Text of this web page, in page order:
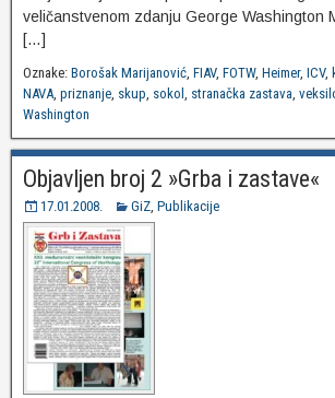
veličanstvenom zdanju George Washington
[…]
Oznake: Borošak Marijanović, FIAV, FOTW, Heimer, ICV,
NAVA, priznanje, skup, sokol , stranačka zastava,
Washington
Objavljen broj 2 »Grba i zastave«
17.01.2008. GiZ, Publikacije